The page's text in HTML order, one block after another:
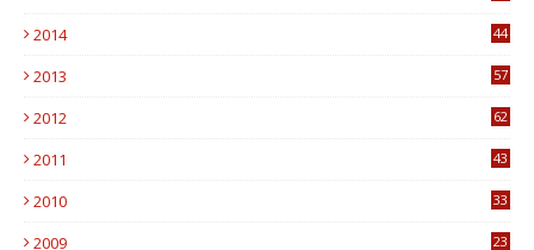
2014
44
2013
57
2012
62
2011
43
2010
33
2009 23